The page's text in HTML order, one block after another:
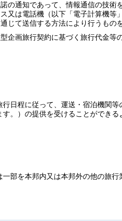
の通知であって、情報通信の技術
又は電話機（以下「電子計算機等
じて送信する方法により行うもの
企画旅行契約に基づく旅行代金等
日程に従って、運送・宿泊機関等
。）の提供を受けることができる
部を本邦内又は本邦外の他の旅行